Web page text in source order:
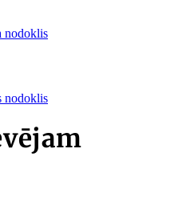
nodoklis
nodoklis